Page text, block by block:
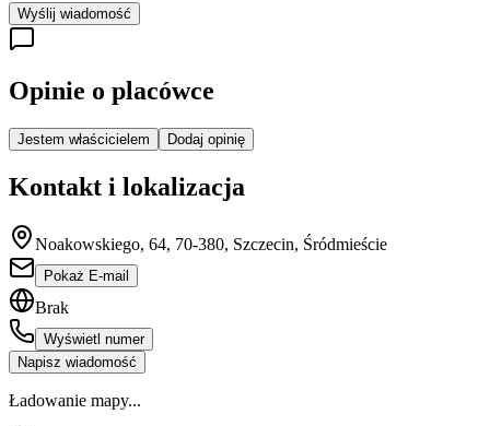
Wyślij wiadomość
Opinie o placówce
Jestem właścicielem Dodaj opinię
Kontakt i lokalizacja
Noakowskiego, 64, 70-380, Szczecin, Śródmieście
Pokaż E-mail
Brak
Wyświetl numer
Napisz wiadomość
Ładowanie mapy...